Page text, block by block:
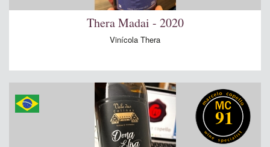
Thera Madai - 2020
Vinícola Thera
91